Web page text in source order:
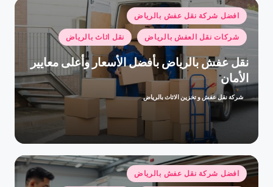
نُشر
في
افضل شركة نقل عفش بالرياض
شركات نقل العفش بالرياض نقل اثاث بالرياض
نقل عفش بالرياض بأفضل الأسعار وأعلى معايير
الأمان
تمّ
بواسطة
شركة نقل عفش و تخزين الاثاث بالرياض
نُشر
في
افضل شركة نقل عفش بالرياض